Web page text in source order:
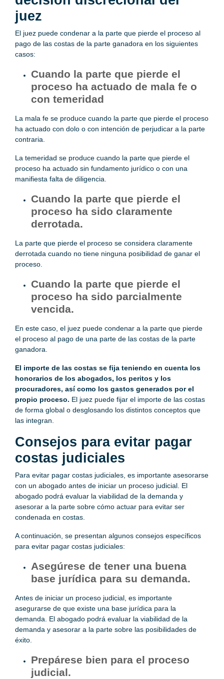
juez
El juez puede condenar a la parte que pierde el proceso al
pago de las costas de la parte ganadora en los siguientes
casos:
Cuando la parte que pierde el
proceso ha actuado de mala fe o
con temeridad
La mala fe se produce cuando la parte que pierde el proceso
ha actuado con dolo o con intención de perjudicar a la parte
contraria.
La temeridad se produce cuando la parte que pierde el
proceso ha actuado sin fundamento jurídico o con una
manifiesta falta de diligencia.
Cuando la parte que pierde el
proceso ha sido claramente
derrotada.
La parte que pierde el proceso se considera claramente
derrotada cuando no tiene ninguna posibilidad de ganar el
proceso.
Cuando la parte que pierde el
proceso ha sido parcialmente
vencida.
En este caso, el juez puede condenar a la parte que pierde
el proceso al pago de una parte de las costas de la parte
ganadora.
El importe de las costas se fija teniendo en cuenta los
honorarios de los abogados, los peritos y los
procuradores, así como los gastos generados por el
propio proceso. El juez puede fijar el importe de las costas
de forma global o desglosando los distintos conceptos que
las integran.
Consejos para evitar pagar
costas judiciales
Para evitar pagar costas judiciales, es importante asesorarse
con un abogado antes de iniciar un proceso judicial. El
abogado podrá evaluar la viabilidad de la demanda y
asesorar a la parte sobre cómo actuar para evitar ser
condenada en costas.
A continuación, se presentan algunos consejos específicos
para evitar pagar costas judiciales:
Asegúrese de tener una buena
base jurídica para su demanda.
Antes de iniciar un proceso judicial, es importante
asegurarse de que existe una base jurídica para la
demanda. El abogado podrá evaluar la viabilidad de la
demanda y asesorar a la parte sobre las posibilidades de
éxito.
Prepárese bien para el proceso
judicial.